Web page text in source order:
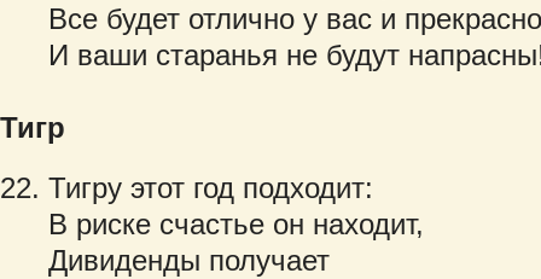
Все будет отлично у вас и прекрасно
И ваши старанья не будут
Тигр
Тигру этот год подходит:
В риске счастье он находит,
Дивиденды получает